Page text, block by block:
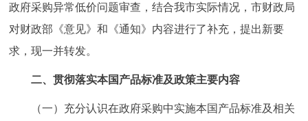
政府采购异常低价问题审查，结合我市实际情况，市财政局
对财政部《意见》和《通知》内容进行了补充，提出新要
求，现一并转发。
二、贯彻落实本国产品标准及政策主要内容
（一）充分认识在政府采购中实施本国产品标准及相关